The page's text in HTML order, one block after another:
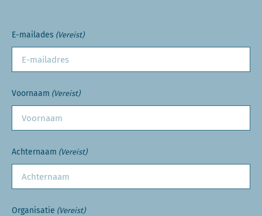
E-mailades (Vereist)
Voornaam (Vereist)
Achternaam (Vereist)
Organisatie (Vereist)